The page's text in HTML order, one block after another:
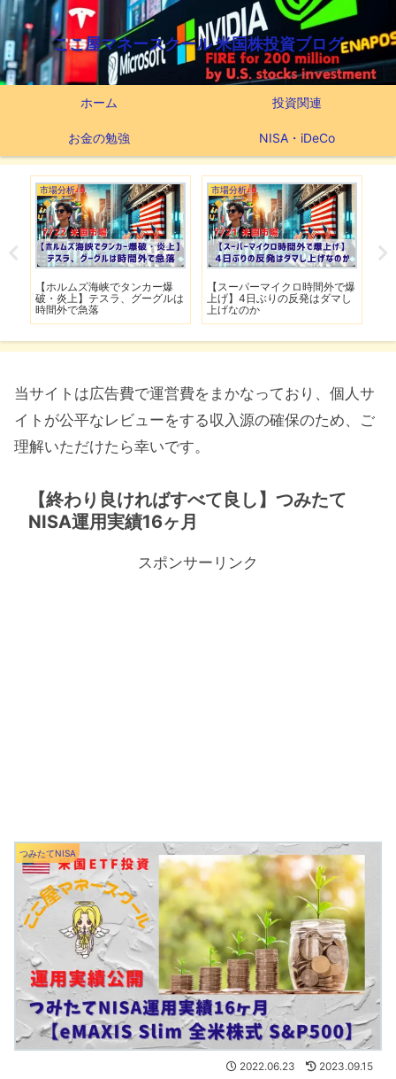
ここ屋マネースクール 米国株投資ブログ
ホーム 投資関連
お金の勉強 NISA・iDeCo
市場分析
【ホルムズ海峡でタンカー爆
破・炎上】テスラ、グーグルは
時間外で急落
市場分析
【スーパーマイクロ時間外で爆
上げ】4日ぶりの反発はダマし
上げなのか
当サイトは広告費で運営費をまかなっており、個人サ
イトが公平なレビューをする収入源の確保のため、ご
理解いただけたら幸いです。
【終わり良ければすべて良し】つみたて
NISA運用実績16ヶ月
スポンサーリンク
つみたてNISA
2022.06.23 2023.09.15